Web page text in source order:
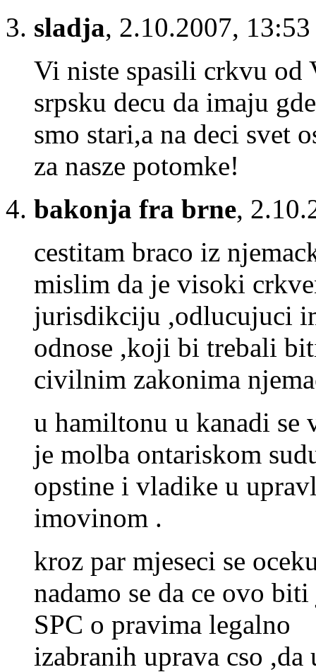
sladja, 2.10.2007, 13:53
Vi niste spasili crkvu od
srpsku decu da imaju
smo stari,a na deci svet
za nasze potomke!
bakonja fra brne,
cestitam braco iz
mislim da je visoki
jurisdikciju ,odlucujuci
odnose ,koji bi trebali
civilnim zakonima
u hamiltonu u kanadi se
je molba ontariskom
opstine i vladike u
imovinom .
kroz par mjeseci se
nadamo se da ce ovo
SPC o pravima legalno
izabranih uprava cso